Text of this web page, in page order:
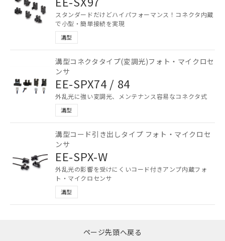
スタンダードだけどハイパフォーマンス！コネクタ内蔵
で小型・簡単接続を実現
溝型
溝型コネクタタイプ(変調光)フォト・マイクロセ
ンサ
EE-SPX74 / 84
外乱光に強い変調光、メンテナンス容易なコネクタ式
溝型
溝型コード引き出しタイプ フォト・マイクロセ
ンサ
EE-SPX-W
外乱光の影響を受けにくいコード付きアンプ内蔵フォ
ト・マイクロセンサ
溝型
ページ先頭へ戻る
号
説明
○ 一定数以上の在庫あり
△ 一定数には満たないが在庫あり
在庫なし(最新の在庫状況につ
いては、お客様のお取引先、ま
機器販売店・当社販売員にご確
認ください)
白
受注生産機種、また在庫状況の
情報を公開していない機種
タに基づき作成されるものであり、閲
覧された時点での実際の在庫および標
準価格とは異なる場合があることをご
了承ください。
正式な納期状況および標準価格はお客
様のお取引先、またはお客様担当のオ
ムロン制御機器販売店・当社販売員に
ご相談ください。
オムロン制御機器販売店や当社販売拠
点は「
ください。
在庫状況および標準価格結果を当社の
事前の承諾なく第三者に漏洩または開
示しないようお願いします。
マイパーツ機能（部品リスト作成サー
ビス）をご利用いただくには、I-Web
メンバーズにご登録されている必要が
あります。
お客様が当ウェブサイト上で当社にご
品・サービスに関するお客様との取